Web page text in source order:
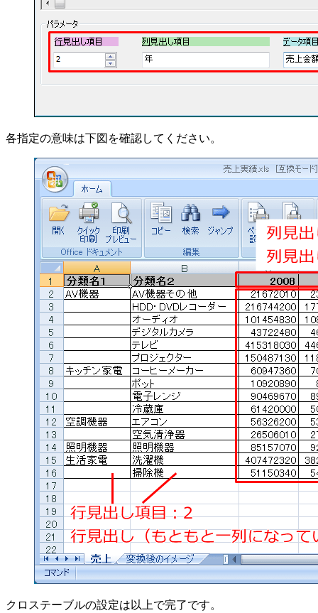
各指定の意味は下図を確認してください。
クロステーブルの設定は以上で完了です。